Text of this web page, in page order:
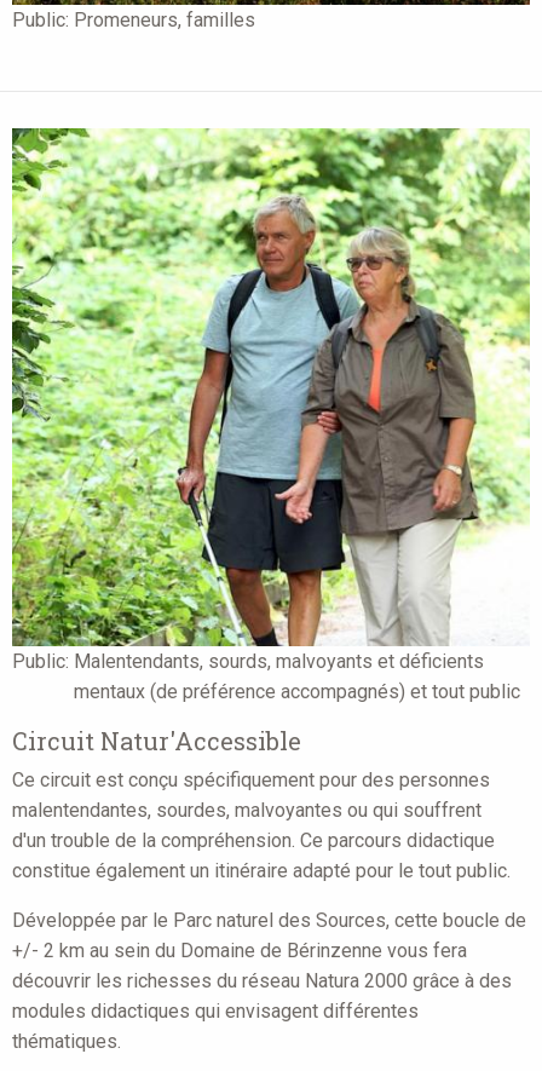
Public: Promeneurs, familles
Public: Malentendants, sourds, malvoyants et déficients
mentaux (de préférence accompagnés) et tout public
Circuit Natur'Accessible
Ce circuit est conçu spécifiquement pour des personnes
malentendantes, sourdes, malvoyantes ou qui souffrent
d'un trouble de la compréhension. Ce parcours didactique
constitue également un itinéraire adapté pour le tout public.
Développée par le Parc naturel des Sources, cette boucle de
+/- 2 km au sein du Domaine de Bérinzenne vous fera
découvrir les richesses du réseau Natura 2000 grâce à des
modules didactiques qui envisagent différentes
thématiques.